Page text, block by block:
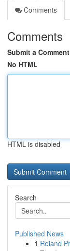
Comments
Comments
Submit a Comment
No HTML
HTML is disabled
Search
Published News
1 Roland